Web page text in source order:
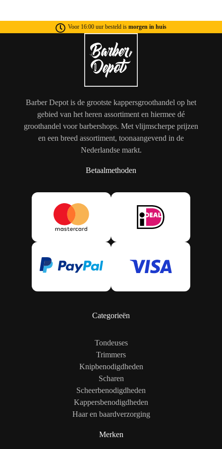
Voor 16:00 uur besteld is morgen in huis
Barber Depot is de grootste kappersgroothandel op het
gebied van het heren assortiment en hiermee dé
groothandel voor barbershops. Met vlijmscherpe prijzen
en een breed assortiment, toonaangevend in de
Nederlandse markt.
Betaalmethoden
Categorieën
Tondeuses
Trimmers
Knipbenodigdheden
Scharen
Scheerbenodigdheden
Kappersbenodigdheden
Haar en baardverzorging
Merken